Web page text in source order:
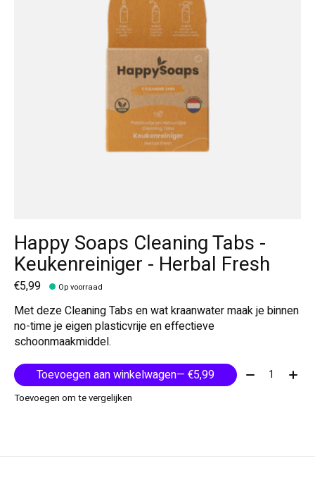
Happy Soaps Cleaning Tabs -
Keukenreiniger - Herbal Fresh
€5,99 Op voorraad
Met deze Cleaning Tabs en wat kraanwater maak je binnen
no-time je eigen plasticvrije en effectieve
schoonmaakmiddel.
Toevoegen aan winkelwagen
— €5,99 Aantal:
Toevoegen om te vergelijken